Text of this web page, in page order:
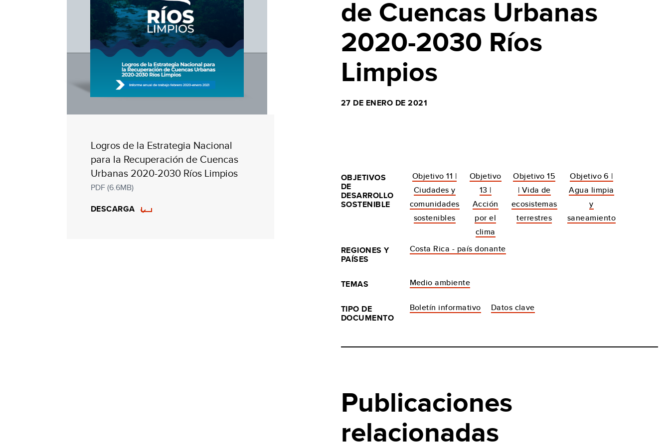
Logros de la Estrategia Nacional
para la Recuperación de Cuencas
Urbanas 2020-2030 Ríos Limpios
PDF (6.6MB)
DESCARGA
de Cuencas Urbanas
2020-2030 Ríos
Limpios
27 DE ENERO DE 2021
OBJETIVOS
DE
DESARROLLO
SOSTENIBLE
Objetivo 11 |
Ciudades y
comunidades
sostenibles
Objetivo
13 |
Acción
por el
clima
Objetivo 15
| Vida de
ecosistemas
terrestres
Objetivo 6 |
Agua limpia
y
saneamiento
REGIONES Y
PAÍSES
Costa Rica - país donante
TEMAS Medio ambiente
TIPO DE
DOCUMENTO
Boletín informativo Datos clave
Publicaciones
relacionadas